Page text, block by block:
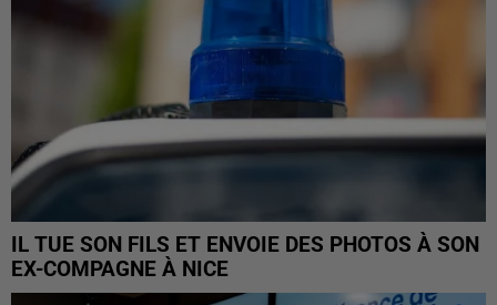
IL TUE SON FILS ET ENVOIE DES PHOTOS À SON
EX-COMPAGNE À NICE